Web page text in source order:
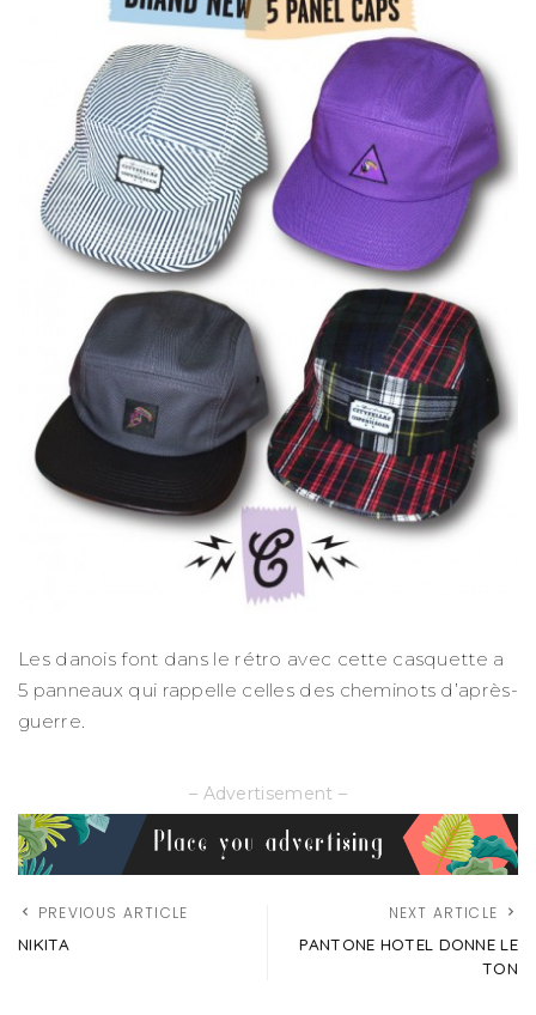
Les danois font dans le rétro avec cette casquette a
5 panneaux qui rappelle celles des cheminots d’après-
guerre.
– Advertisement –
PREVIOUS ARTICLE
NIKITA
NEXT ARTICLE
PANTONE HOTEL DONNE LE
TON